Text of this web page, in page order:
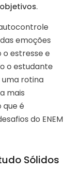
.
emoções
o estresse e
o estudante
rotina
mais
que é
do ENEM
Sólidos